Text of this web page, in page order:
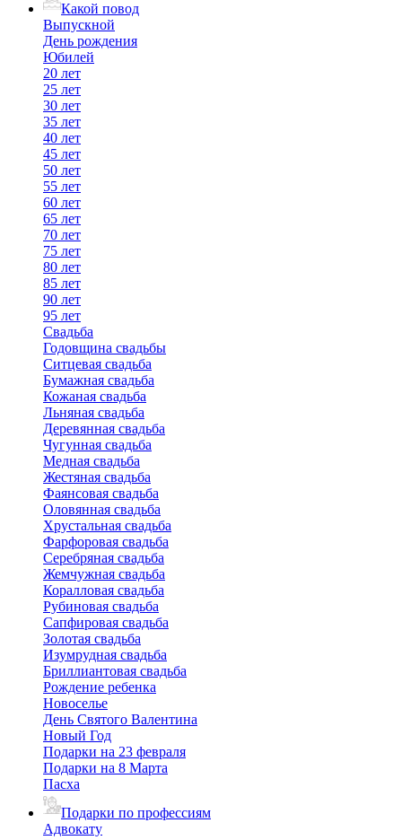
Какой повод
Выпускной
День рождения
Юбилей
20 лет
25 лет
30 лет
35 лет
40 лет
45 лет
50 лет
55 лет
60 лет
65 лет
70 лет
75 лет
80 лет
85 лет
90 лет
95 лет
Свадьба
Годовщина свадьбы
Ситцевая свадьба
Бумажная свадьба
Кожаная свадьба
Льняная свадьба
Деревянная свадьба
Чугунная свадьба
Медная свадьба
Жестяная свадьба
Фаянсовая свадьба
Оловянная свадьба
Хрустальная свадьба
Фарфоровая свадьба
Серебряная свадьба
Жемчужная свадьба
Коралловая свадьба
Рубиновая свадьба
Сапфировая свадьба
Золотая свадьба
Изумрудная свадьба
Бриллиантовая свадьба
Рождение ребенка
Новоселье
День Святого Валентина
Новый Год
Подарки на 23 февраля
Подарки на 8 Марта
Пасха
Подарки по профессиям
Адвокату